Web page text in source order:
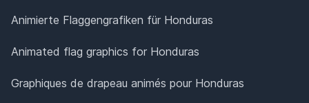
Animierte Flaggengrafiken für Honduras
Animated flag graphics for Honduras
Graphiques de drapeau animés pour Honduras